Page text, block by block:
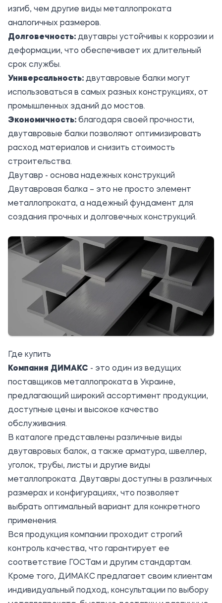
изгиб, чем другие виды металлопроката
аналогичных размеров.
Долговечность: двутавры устойчивы к коррозии и
деформации, что обеспечивает их длительный
срок службы.
Универсальность: двутавровые балки могут
использоваться в самых разных конструкциях, от
промышленных зданий до мостов.
Экономичность: благодаря своей прочности,
двутавровые балки позволяют оптимизировать
расход материалов и снизить стоимость
строительства.
Двутавр - основа надежных конструкций
Двутавровая балка – это не просто элемент
металлопроката, а надежный фундамент для
создания прочных и долговечных конструкций.
Где купить
Компания ДИМАКС - это один из ведущих
поставщиков металлопроката в Украине,
предлагающий широкий ассортимент продукции,
доступные цены и высокое качество
обслуживания.
В каталоге представлены различные виды
двутавровых балок, а также арматура, швеллер,
уголок, трубы, листы и другие виды
металлопроката. Двутавры доступны в различных
размерах и конфигурациях, что позволяет
выбрать оптимальный вариант для конкретного
применения.
Вся продукция компании проходит строгий
контроль качества, что гарантирует ее
соответствие ГОСТам и другим стандартам.
Кроме того, ДИМАКС предлагает своим клиентам
индивидуальный подход, консультации по выбору